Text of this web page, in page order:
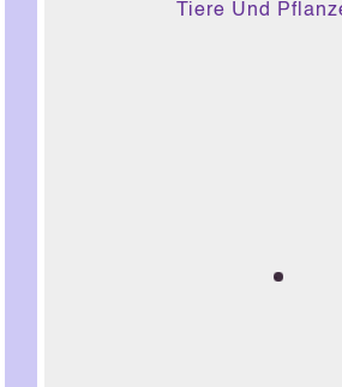
Tiere Und